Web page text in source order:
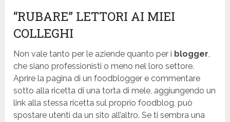
“RUBARE” LETTORI AI MIEI
COLLEGHI
Non vale tanto per le aziende quanto per i blogger,
che siano professionisti o meno nel loro settore.
Aprire la pagina di un foodblogger e commentare
sotto alla ricetta di una torta di mele, aggiungendo un
link alla stessa ricetta sul proprio foodblog, può
spostare utenti da un sito all’altro. Se ti sembra una